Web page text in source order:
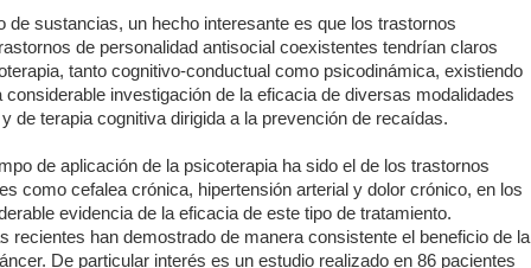
de sustancias, un hecho interesante es que los trastornos
de personalidad antisocial coexistentes tendrían claros
tanto cognitivo-conductual como psicodinámica, existiendo
considerable investigación de la eficacia de diversas modalidades
de terapia cognitiva dirigida a la prevención de recaídas.
de aplicación de la psicoterapia ha sido el de los trastornos
como cefalea crónica, hipertensión arterial y dolor crónico, en los
evidencia de la eficacia de este tipo de tratamiento.
recientes han demostrado de manera consistente el beneficio de la
De particular interés es un estudio realizado en 86 pacientes